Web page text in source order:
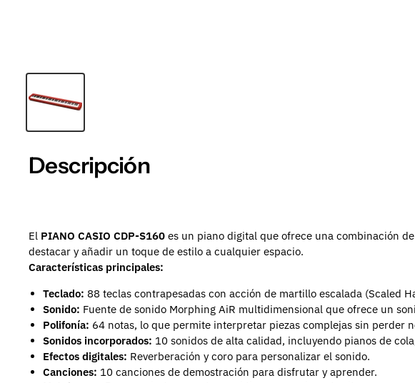
Descripción
El PIANO CASIO CDP-S160 es un piano digital que ofrece una combinación
destacar y añadir un toque de estilo a cualquier espacio.
Características principales:
Teclado: 88 teclas contrapesadas con acción de martillo escalada (Scaled
Sonido: Fuente de sonido Morphing AiR multidimensional que ofrece un
Polifonía: 64 notas, lo que permite interpretar piezas complejas sin perder
Sonidos incorporados: 10 sonidos de alta calidad, incluyendo pianos de
Efectos digitales: Reverberación y coro para personalizar el sonido.
Canciones: 10 canciones de demostración para disfrutar y aprender.